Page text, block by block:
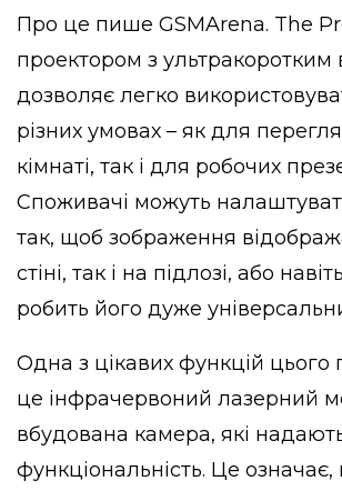
Про це пише GSMArena. The
проектором з
дозволяє легко
різних умовах – як для
кімнаті, так і для робочих
Споживачі можуть
так, щоб зображення
стіні, так і на підлозі, або
робить його дуже
Одна з цікавих функцій цього
це інфрачервоний лазерний
вбудована камера, які
функціональність. Це